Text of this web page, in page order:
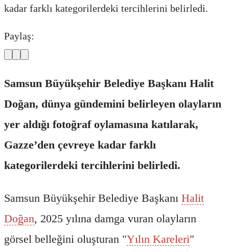
kadar farklı kategorilerdeki tercihlerini belirledi.
Paylaş:
Samsun Büyükşehir Belediye Başkanı Halit
Doğan, dünya gündemini belirleyen olayların
yer aldığı fotoğraf oylamasına katılarak,
Gazze’den çevreye kadar farklı
kategorilerdeki tercihlerini belirledi.
Samsun Büyükşehir Belediye Başkanı Halit
Doğan, 2025 yılına damga vuran olayların
görsel belleğini oluşturan "Yılın Kareleri"